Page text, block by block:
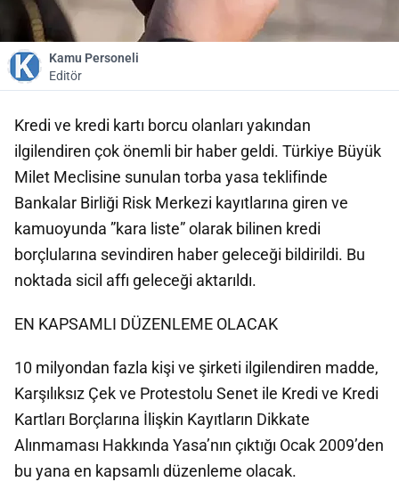
Kamu Personeli
Editör
Kredi ve kredi kartı borcu olanları yakından
ilgilendiren çok önemli bir haber geldi. Türkiye Büyük
Milet Meclisine sunulan torba yasa teklifinde
Bankalar Birliği Risk Merkezi kayıtlarına giren ve
kamuoyunda ”kara liste” olarak bilinen kredi
borçlularına sevindiren haber geleceği bildirildi. Bu
noktada sicil affı geleceği aktarıldı.
EN KAPSAMLI DÜZENLEME OLACAK
10 milyondan fazla kişi ve şirketi ilgilendiren madde,
Karşılıksız Çek ve Protestolu Senet ile Kredi ve Kredi
Kartları Borçlarına İlişkin Kayıtların Dikkate
Alınmaması Hakkında Yasa’nın çıktığı Ocak 2009’den
bu yana en kapsamlı düzenleme olacak.